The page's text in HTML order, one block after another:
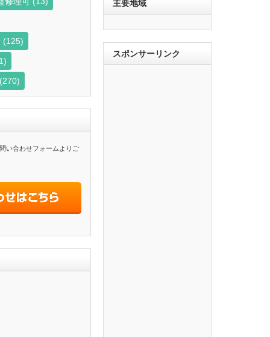
(125)
い合わせフォームよりご
主要地域
スポンサーリンク